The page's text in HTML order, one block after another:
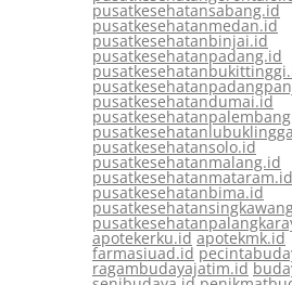
pusatkesehatansabang.id
pusatkesehatanmedan.id
pusatkesehatanbinjai.id
pusatkesehatanpadang.id
pusatkesehatandumai.id
pusatkesehatansolo.id
pusatkesehatanmalang.id
pusatkesehatanmataram.id
pusatkesehatanbima.id
apotekerku.id apotekmk.id
farmasiuad.id
ragambudayajatim.id